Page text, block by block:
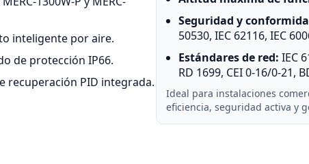
inteligente por aire.
de protección IP66.
recuperación PID integrada.
Seguridad y
50530, IEC 62116, IEC
Estándares de red: IEC
RD 1699, CEI 0-16/0-21,
Ideal para instalaciones
eficiencia, seguridad activa y